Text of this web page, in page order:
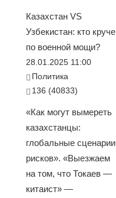
Казахстан VS
Узбекистан: кто круче
по военной мощи?
28.01.2025 11:00
Политика
136 (40833)
«Как могут вымереть
казахстанцы:
глобальные сценарии
рисков». «Выезжаем
на том, что Токаев —
китаист» —